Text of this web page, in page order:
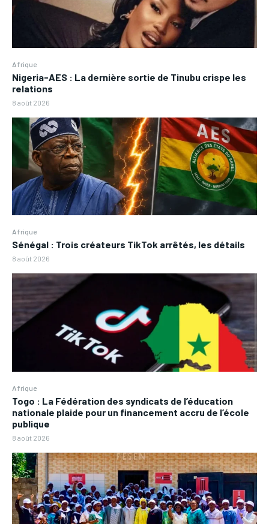
Afrique
Nigeria-AES : La dernière sortie de Tinubu crispe les
relations
8 août 2026
Afrique
Sénégal : Trois créateurs TikTok arrêtés, les détails
8 août 2026
Afrique
Togo : La Fédération des syndicats de l’éducation
nationale plaide pour un financement accru de l’école
publique
8 août 2026